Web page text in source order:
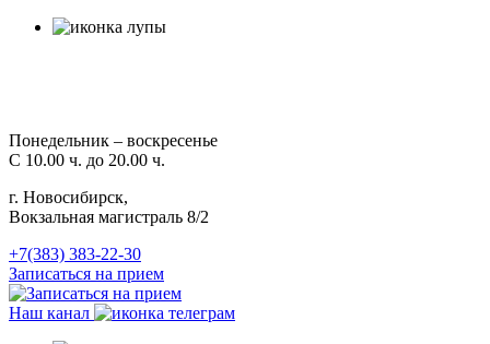
Понедельник – воскресенье
С 10.00 ч. до 20.00 ч.
г. Новосибирск,
Вокзальная магистраль 8/2
+7(383) 383-22-30
Записаться на прием
Наш канал